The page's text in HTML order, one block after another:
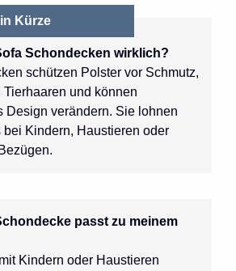
Kürze
Schondecken wirklich?
schützen Polster vor Schmutz,
und können
Design verändern. Sie lohnen
Kindern, Haustieren oder
passt zu meinem
Kindern oder Haustieren